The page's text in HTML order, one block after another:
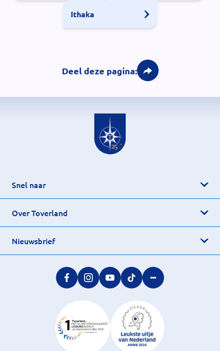
Ithaka
Deel deze pagina:
Snel naar
Over Toverland
Nieuwsbrief